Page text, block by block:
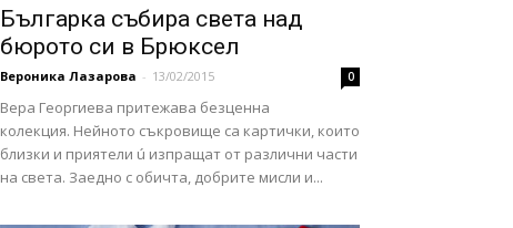
Българка събира света над
бюрото си в Брюксел
Вероника Лазарова - 13/02/2015 0
Вера Георгиева притежава безценна
колекция. Нейното съкровище са картички, които
близки и приятели ú изпращат от различни части
на света. Заедно с обичта, добрите мисли и...